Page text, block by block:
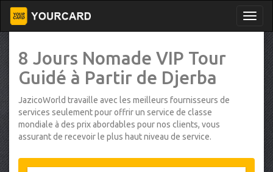
8 Jours Nomade VIP Tour
Guidé à Partir de Djerba
JazicoWorld travaille avec les meilleurs fournisseurs de
services seulement pour offrir un service de classe
mondiale à des prix abordables pour nos clients, vous
assurant de recevoir le plus haut niveau de service.